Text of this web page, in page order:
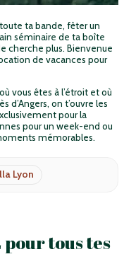
ta bande, fêter un
séminaire de ta boîte
cherche plus. Bienvenue
de vacances pour
vous êtes à l’étroit et où
d’Angers, on t’ouvre les
pour la
pour un week-end ou
mémorables.
Lyon
tous tes